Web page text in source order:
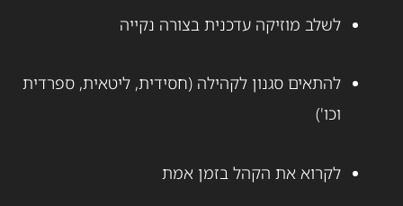
לשלב מוזיקה עדכנית בצורה נקייה
להתאים סגנון לקהילה (חסידית, ליטאית, ספרדית
וכו')
לקרוא את הקהל בזמן אמת